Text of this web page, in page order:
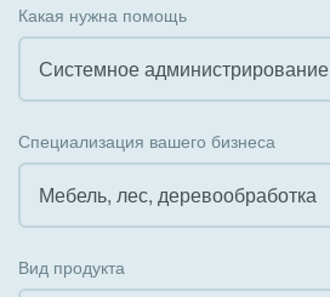
Какая нужна помощь
Системное администрирование
Внедрение КЭДО
Интеграция с 1С
Специализация вашего бизнеса
Мебель, лес, деревообработка
Вид продукта